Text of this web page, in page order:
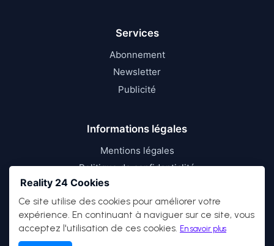
Reality 24 Cookies
Ce site utilise des cookies pour améliorer votre
expérience. En continuant à naviguer sur ce site, vous
acceptez l'utilisation de ces cookies. En savoir plus
Services
Abonnement
Newsletter
Publicité
Informations légales
Mentions légales
Politique de confidentialité
Conditions d’utilisation